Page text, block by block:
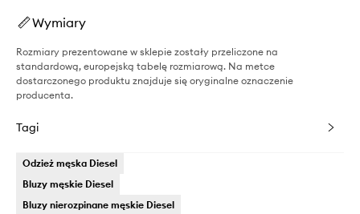
Wymiary
Rozmiary prezentowane w sklepie zostały przeliczone na
standardową, europejską tabelę rozmiarową. Na metce
dostarczonego produktu znajduje się oryginalne oznaczenie
producenta.
Tagi
Odzież męska Diesel
Bluzy męskie Diesel
Bluzy nierozpinane męskie Diesel